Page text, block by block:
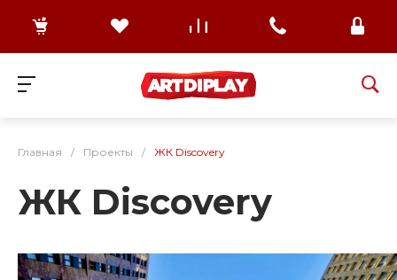
Главная / Проекты / ЖК Discovery
ЖК Discovery